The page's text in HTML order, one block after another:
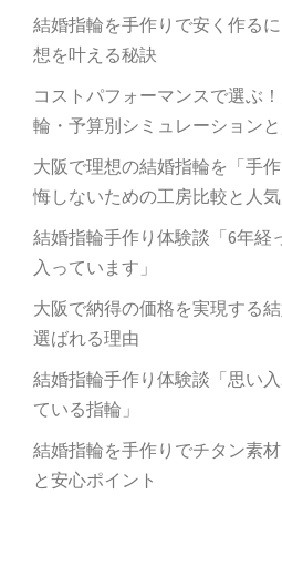
結婚指輪を手作りで安く作る
想を叶える秘訣
コストパフォーマンスで選ぶ
輪・予算別シミュレーション
大阪で理想の結婚指輪を「手
悔しないための工房比較と人
結婚指輪手作り体験談「6年経
入っています」
大阪で納得の価格を実現する
選ばれる理由
結婚指輪手作り体験談「思い
ている指輪」
結婚指輪を手作りでチタン素
と安心ポイント